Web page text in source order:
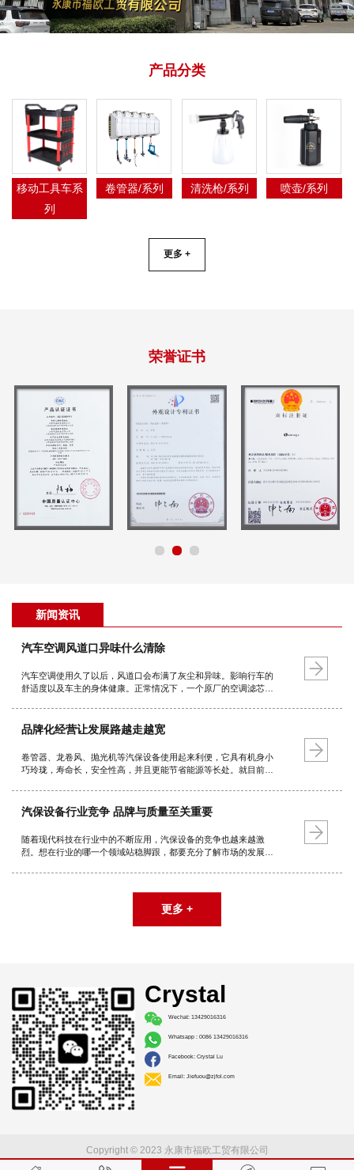
产品分类
移动工具车系
列
卷管器/系列 清洗枪/系列 喷壶/系列
更多 +
荣誉证书
新闻资讯
汽车空调风道口异味什么清除
汽车空调使用久了以后，风道口会布满了灰尘和异味。影响行车的
舒适度以及车主的身体健康。正常情况下，一个原厂的空调滤芯使
们可以找个晴…
品牌化经营让发展路越走越宽
卷管器、龙卷风、抛光机等汽保设备使用起来利便，它具有机身小
巧玲珑，寿命长，安全性高，并且更能节省能源等长处。就目前的
和成熟，汽保设备的发…
汽保设备行业竞争 品牌与质量至关重要
随着现代科技在行业中的不断应用，汽保设备的竞争也越来越激
烈。想在行业的哪一个领域站稳脚跟，都要充分了解市场的发展动
更多 +
Crystal
Wechat: 13429016316
Whatsapp : 0086 13429016316
Facebook: Crystal Lu
Email: Jiefuou@zjfol.com
Copyright © 2023 永康市福欧工贸有限公司